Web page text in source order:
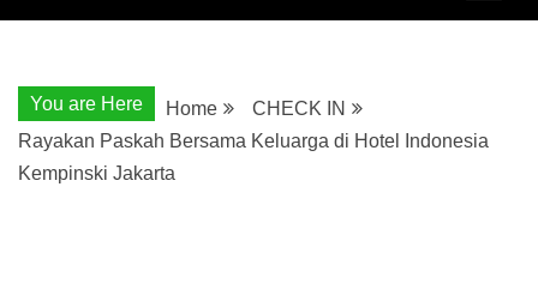
You are Here Home
CHECK IN
Rayakan Paskah Bersama Keluarga di Hotel Indonesia
Kempinski Jakarta